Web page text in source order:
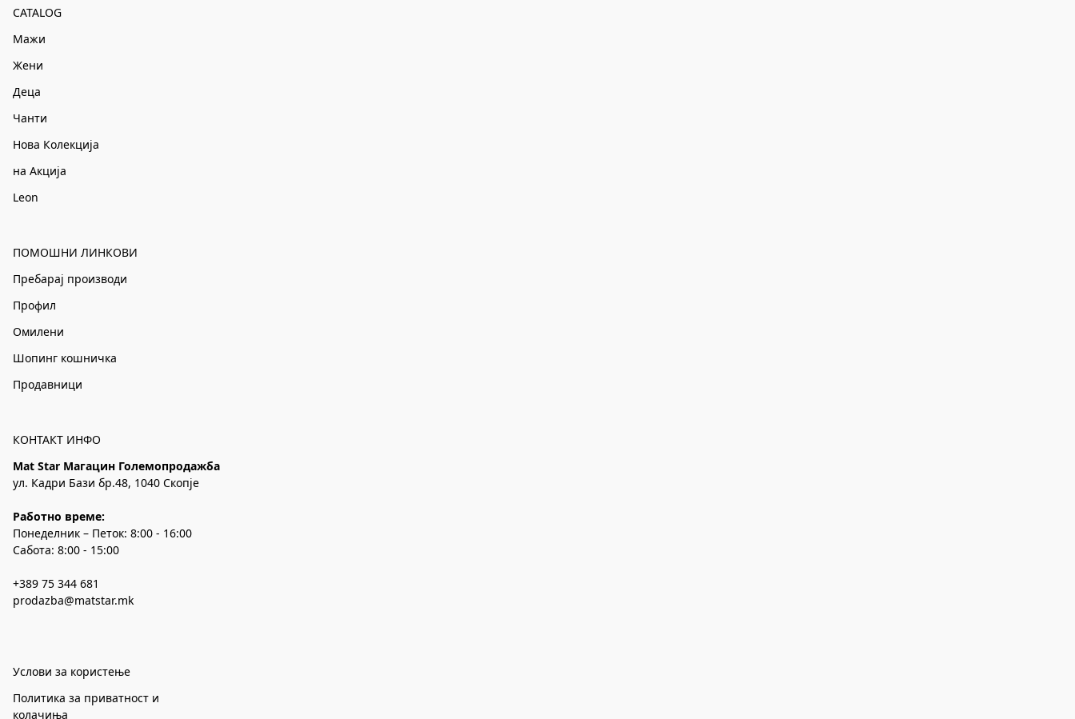
CATALOG
Мажи
Жени
Деца
Чанти
Нова Колекција
на Акција
Leon
ПОМОШНИ ЛИНКОВИ
Пребарај производи
Профил
Омилени
Шопинг кошничка
Продавници
КОНТАКТ ИНФО
Mat Star Магацин Големопродажба
ул. Кадри Бази бр.48, 1040 Скопје
Работно време:
Понеделник – Петок: 8:00 - 16:00
Сабота: 8:00 - 15:00
+389 75 344 681
prodazba@matstar.mk
Услови за користење
Политика за приватност и
колачиња